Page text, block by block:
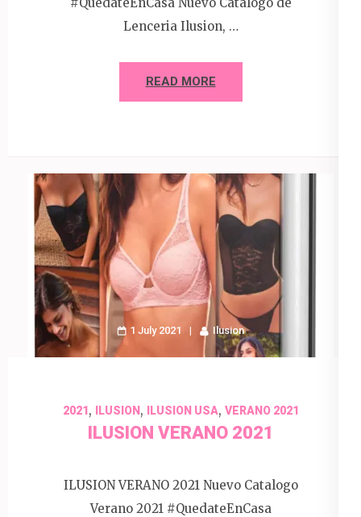
Lenceria Ilusion, …
READ MORE
1 July 2021 Ilusion
2021, ILUSION, ILUSION USA, VERANO 2021
ILUSION VERANO 2021
ILUSION VERANO 2021 Nuevo Catalogo
Verano 2021 #QuedateEnCasa